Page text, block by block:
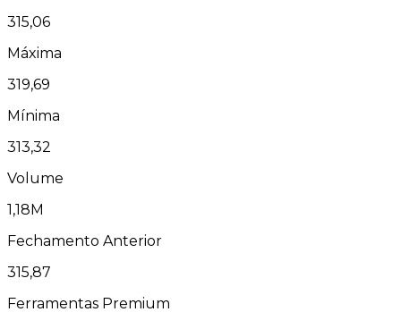
315,06
Máxima
319,69
Mínima
313,32
Volume
1,18M
Fechamento Anterior
315,87
Ferramentas Premium